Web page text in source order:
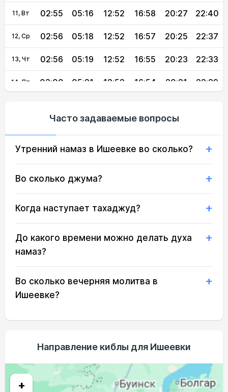
11, Вт 02:55 05:16 12:52 16:58 20:27 22:40
12, Ср 02:56 05:18 12:52 16:57 20:25 22:37
13, Чт 02:56 05:19 12:52 16:55 20:23 22:33
14, Пт 03:00 05:21 12:52 16:54 20:21 22:29
17, Пн 03:10 05:27 12:51 16:51 20:14 22:19
18, Вт 03:13 05:29 22:15
03:17 05:30 12:51 16:48 20:10 22:12
21, Пт 03:23 05:34 12:50 16:46 20:05 22:05
22, Сб 03:26 05:36 12:50 16:44 20:03 22:01
03:29 05:38
03:41 05:45 12:48 16:38 19:51 21:45
Часто задаваемые вопросы
Утренний намаз в Ишеевке во сколько?
Во сколько джума?
Когда наступает тахаджуд?
До какого времени можно делать духа
намаз?
Во сколько вечерняя молитва в
Ишеевке?
Направление киблы для Ишеевки
+